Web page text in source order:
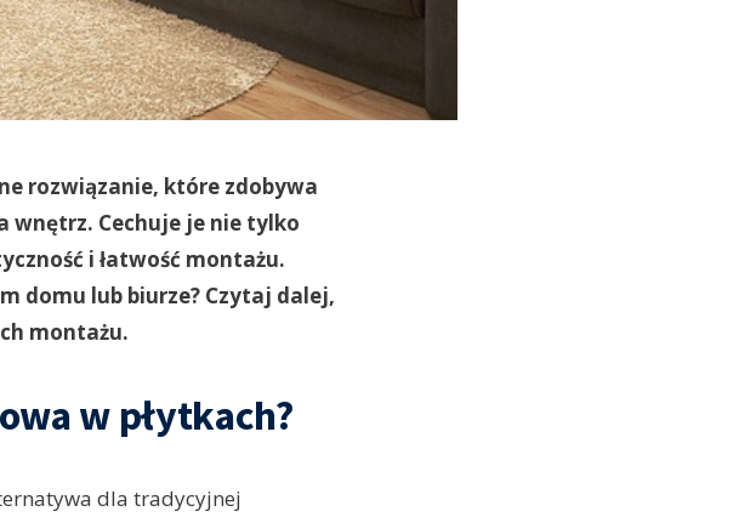
rozwiązanie, które zdobywa
wnętrz. Cechuje je nie tylko
i łatwość montażu.
domu lub biurze? Czytaj dalej,
montażu.
w płytkach?
dla tradycyjnej